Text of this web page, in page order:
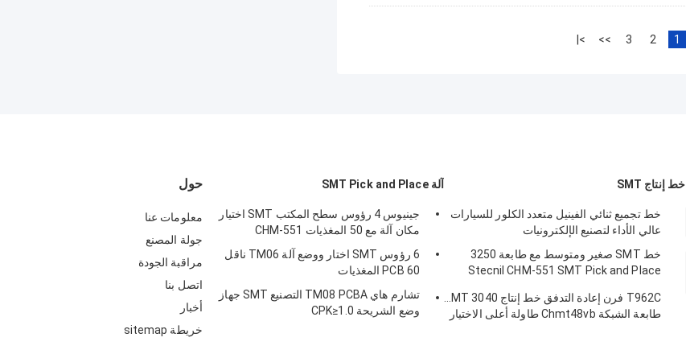
1
2
3
>>
>|
حول
معلومات عنا
جولة المصنع
مراقبة الجودة
اتصل بنا
أخبار
خريطة sitemap
آلة SMT Pick and Place
جينيوس 4 رؤوس سطح المكتب SMT اختيار
مكان آلة مع 50 المغذيات CHM-551
6 رؤوس SMT اختار ووضع آلة TM06 ناقل
PCB 60 المغذيات
تشارم هاي TM08 PCBA التصنيع SMT جهاز
وضع الشريحة CPK≥1.0
خط إنتاج SMT
خط تجميع ثنائي الفينيل متعدد الكلور للسيارات
عالي الأداء لتصنيع الإلكترونيات
خط SMT صغير ومتوسط مع طابعة 3250
Stecnil CHM-551 SMT Pick and Place
T962C فرن إعادة التدفق خط إنتاج SMT 3040
طابعة الشبكة Chmt48vb طاولة أعلى الاختيار